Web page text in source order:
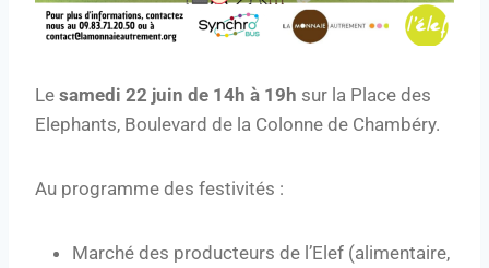
Le samedi 22 juin de 14h à 19h sur la Place des
Elephants, Boulevard de la Colonne de Chambéry.
Au programme des festivités :
Marché des producteurs de l’Elef (alimentaire,